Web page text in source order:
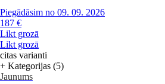
Piegādāsim no 09. 09. 2026
187 €
Likt grozā
Likt grozā
citas varianti
+ Kategorijas (5)
Jaunums